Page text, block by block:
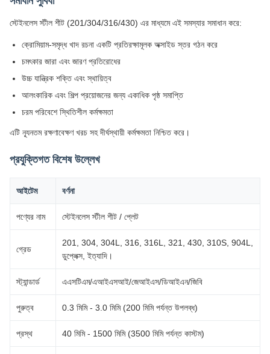
স্টেইনলেস স্টীল শীট (201/304/316/430) এর মাধ্যমে এই সমস্যার সমাধান করে:
ক্রোমিয়াম-সমৃদ্ধ খাদ রচনা একটি প্রতিরক্ষামূলক অক্সাইড স্তর গঠন করে
চমৎকার জারা এবং জারণ প্রতিরোধের
উচ্চ যান্ত্রিক শক্তি এবং স্থায়িত্ব
আলংকারিক এবং শিল্প প্রয়োজনের জন্য একাধিক পৃষ্ঠ সমাপ্তি
চরম পরিবেশে স্থিতিশীল কর্মক্ষমতা
এটি ন্যূনতম রক্ষণাবেক্ষণ খরচ সহ দীর্ঘস্থায়ী কর্মক্ষমতা নিশ্চিত করে।
প্রযুক্তিগত বিশেষ উল্লেখ
আইটেম বর্ণনা
পণ্যের নাম স্টেইনলেস স্টীল শীট / প্লেট
গ্রেড
201, 304, 304L, 316, 316L, 321, 430, 310S, 904L,
ডুপ্লেক্স, ইত্যাদি।
স্ট্যান্ডার্ড এএসটিএম/এআইএসআই/জেআইএস/ডিআইএন/জিবি
পুরুত্ব 0.3 মিমি - 3.0 মিমি (200 মিমি পর্যন্ত উপলব্ধ)
প্রস্থ 40 মিমি - 1500 মিমি (3500 মিমি পর্যন্ত কাস্টম)